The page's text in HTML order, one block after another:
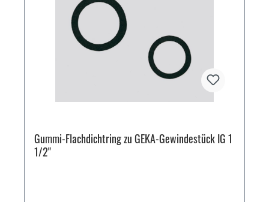
Gummi-Flachdichtring zu GEKA-Gewindestück IG 1
1/2"